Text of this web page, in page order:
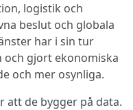
logistik och
beslut och globala
har i sin tur
och gjort ekonomiska
och mer osynliga.
att de bygger på data.